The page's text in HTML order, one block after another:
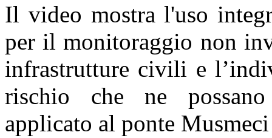
Il video mostra l'uso
per il monitoraggio non
infrastrutture civili e
rischio che ne
applicato al ponte